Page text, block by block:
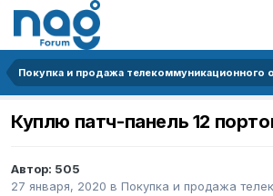
Куплю патч-панель 12
Автор: 505
27 января, 2020 в Покупка и продажа